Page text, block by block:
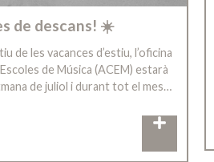
de descans! ☀️
de les vacances d’estiu, l’oficina
de Música (ACEM) estarà
de juliol i durant tot el mes…